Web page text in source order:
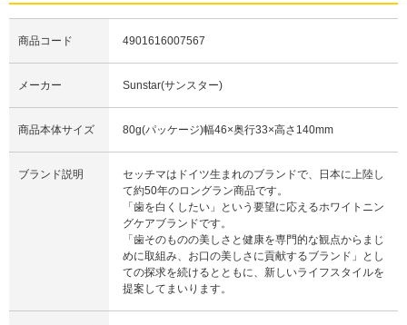
商品コード 4901616007567
メーカー Sunstar(サンスター)
商品本体サイズ 80g(パッケージ)幅46×奥行33×高さ140mm
ブランド説明
セッチマはドイツ生まれのブランドで、日本に上陸し
て約50年のロングラン商品です。
「歯を白くしたい」という要望に応えるホワイトニン
グケアブランドです。
「歯そのものの美しさと健康を専門的な観点からまじ
めに取組み、お口の美しさに貢献するブランド」とし
ての探求を続けるとともに、新しいライフスタイルを
提案してまいります。